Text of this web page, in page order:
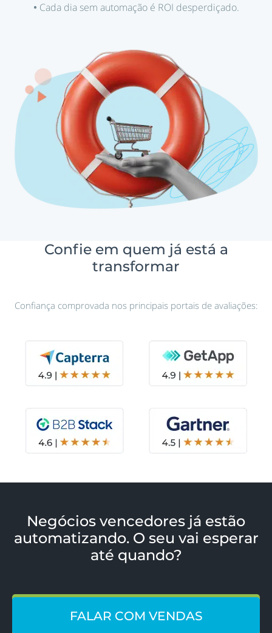
• Cada dia sem automação é ROI desperdiçado.
Confie em quem já está a
transformar
Confiança comprovada nos principais portais de avaliações:
Negócios vencedores já estão
automatizando. O seu vai esperar
até quando?
FALAR COM VENDAS